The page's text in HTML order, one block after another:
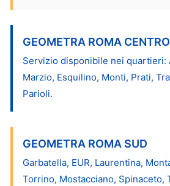
GEOMETRA ROMA CENTRO
Servizio disponibile nei quartieri:
Marzio, Esquilino, Monti, Prati,
Parioli.
GEOMETRA ROMA SUD
Garbatella, EUR, Laurentina,
Torrino, Mostacciano, Spinaceto,